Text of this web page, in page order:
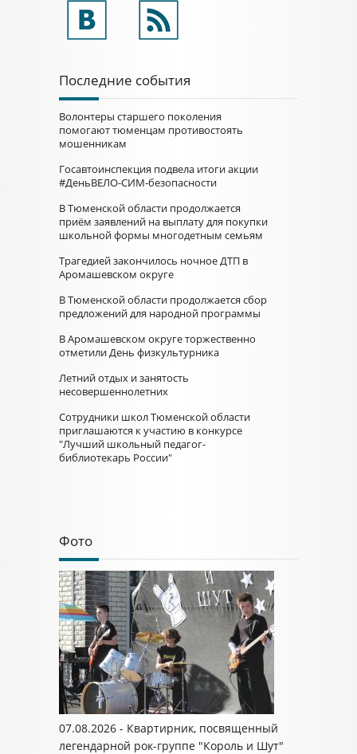
Последние события
Волонтеры старшего поколения
помогают тюменцам противостоять
мошенникам
Госавтоинспекция подвела итоги акции
#ДеньВЕЛО-СИМ-безопасности
В Тюменской области продолжается
приём заявлений на выплату для покупки
школьной формы многодетным семьям
Трагедией закончилось ночное ДТП в
Аромашевском округе
В Тюменской области продолжается сбор
предложений для народной программы
В Аромашевском округе торжественно
отметили День физкультурника
Летний отдых и занятость
несовершеннолетних
Сотрудники школ Тюменской области
приглашаются к участию в конкурсе
"Лучший школьный педагог-
библиотекарь России"
Фото
07.08.2026 - Квартирник, посвященный
легендарной рок-группе "Король и Шут"